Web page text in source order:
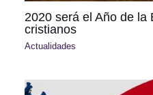
2020 será el Año de la
cristianos
Actualidades